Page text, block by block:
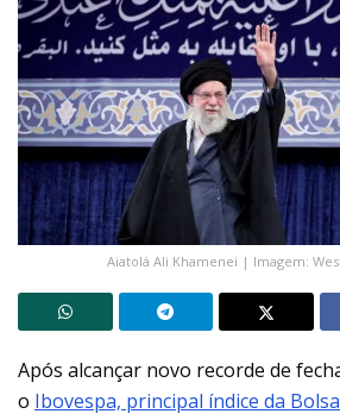
Aiatolá Ali Khamenei | Imagem:
Após alcançar novo recorde de
o Ibovespa, principal índice da